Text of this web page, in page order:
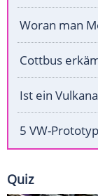
Woran man
Cottbus
Ist ein
5 VW-
Quiz